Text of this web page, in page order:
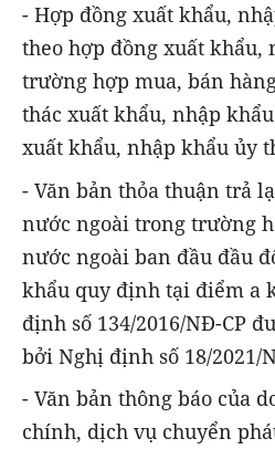
- Hợp đồng xuất khẩu,
theo hợp đồng xuất khẩu,
trường hợp mua, bán
thác xuất khẩu, nhập
xuất khẩu, nhập khẩu ủy
- Văn bản thỏa thuận trả
nước ngoài trong trường
nước ngoài ban đầu đầu
khẩu quy định tại điểm a
định số 134/2016/NĐ-CP
bởi Nghị định số 18/2021/
- Văn bản thông báo của
chính, dịch vụ chuyển